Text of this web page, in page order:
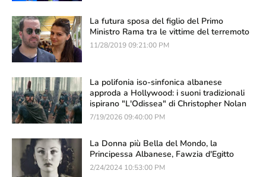
La futura sposa del figlio del Primo
Ministro Rama tra le vittime del terremoto
11/28/2019 09:21:00 PM
La polifonia iso-sinfonica albanese
approda a Hollywood: i suoni tradizionali
ispirano "L'Odissea" di Christopher Nolan
7/19/2026 09:40:00 PM
La Donna più Bella del Mondo, la
Principessa Albanese, Fawzia d'Egitto
2/24/2024 10:53:00 PM